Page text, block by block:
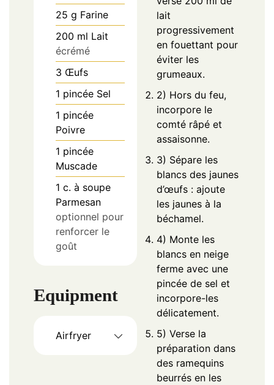
25 g Farine
200 ml Lait
écrémé
3 Œufs
1 pincée Sel
1 pincée
Poivre
1 pincée
Muscade
1 c. à soupe
Parmesan
optionnel pour
renforcer le
goût
Equipment
Airfryer
lait
progressivement
en fouettant pour
éviter les
grumeaux.
2) Hors du feu,
incorpore le
comté râpé et
assaisonne.
3) Sépare les
blancs des jaunes
d’œufs : ajoute
les jaunes à la
béchamel.
4) Monte les
blancs en neige
ferme avec une
pincée de sel et
incorpore-les
délicatement.
5) Verse la
préparation dans
des ramequins
beurrés en les